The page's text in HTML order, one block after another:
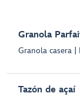
Granola
Granola casera |
Tazón de açaí